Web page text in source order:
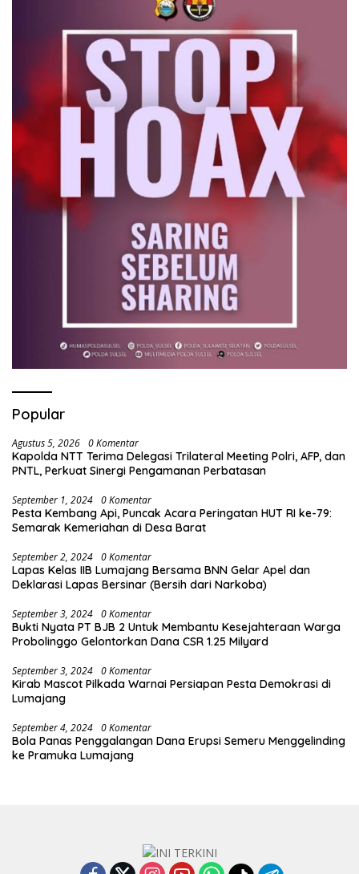
Popular
Agustus 5, 2026 0 Komentar
Kapolda NTT Terima Delegasi Trilateral Meeting Polri, AFP, dan
PNTL, Perkuat Sinergi Pengamanan Perbatasan
September 1, 2024 0 Komentar
Pesta Kembang Api, Puncak Acara Peringatan HUT RI ke-79:
Semarak Kemeriahan di Desa Barat
September 2, 2024 0 Komentar
Lapas Kelas IIB Lumajang Bersama BNN Gelar Apel dan
Deklarasi Lapas Bersinar (Bersih dari Narkoba)
September 3, 2024 0 Komentar
Bukti Nyata PT BJB 2 Untuk Membantu Kesejahteraan Warga
Probolinggo Gelontorkan Dana CSR 1.25 Milyard
September 3, 2024 0 Komentar
Kirab Mascot Pilkada Warnai Persiapan Pesta Demokrasi di
Lumajang
September 4, 2024 0 Komentar
Bola Panas Penggalangan Dana Erupsi Semeru Menggelinding
ke Pramuka Lumajang